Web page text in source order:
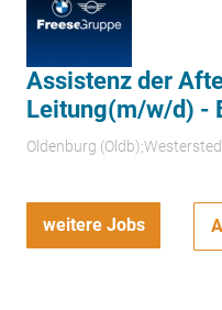
Assistenz der
Leitung(m/w/d) -
Oldenburg
weitere Jobs